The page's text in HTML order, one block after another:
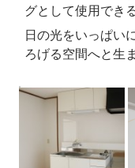
グとして使用でき
日の光をいっぱい
ろげる空間へと生